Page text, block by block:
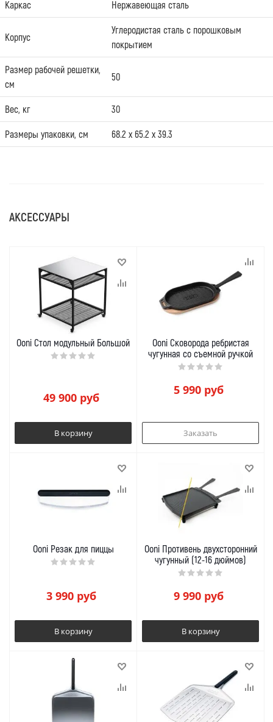
Каркас Нержавеющая сталь
Корпус
Углеродистая сталь с порошковым
покрытием
Размер рабочей решетки,
см
50
Вес, кг 30
Размеры упаковки, см 68.2 х 65.2 х 39.3
АКСЕССУАРЫ
Ooni Стол модульный Большой
49 900руб
В корзину
Ooni Сковорода ребристая
чугунная со съемной ручкой
5 990руб
Заказать
Ooni Резак для пиццы
3 990руб
В корзину
Ooni Противень двухсторонний
чугунный (12-16 дюймов)
9 990руб
В корзину